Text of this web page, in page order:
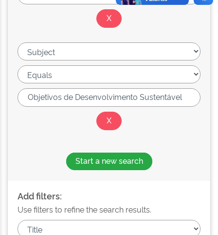
Start a new search
Add filters:
Use filters to refine the search results.